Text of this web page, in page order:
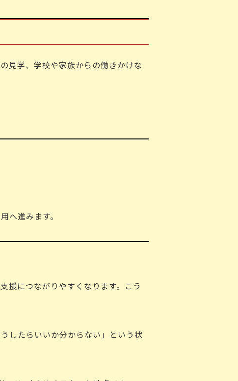
見学、学校や家族からの働きかけな
へ進みます。
援につながりやすくなります。こう
したらいいか分からない」という状